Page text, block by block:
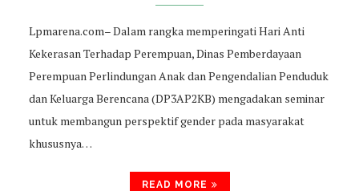
Lpmarena.com– Dalam rangka memperingati Hari Anti
Kekerasan Terhadap Perempuan, Dinas Pemberdayaan
Perempuan Perlindungan Anak dan Pengendalian Penduduk
dan Keluarga Berencana (DP3AP2KB) mengadakan seminar
untuk membangun perspektif gender pada masyarakat
khususnya…
READ MORE